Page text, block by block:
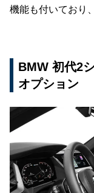
機能も付いており
BMW 初代2
オプション